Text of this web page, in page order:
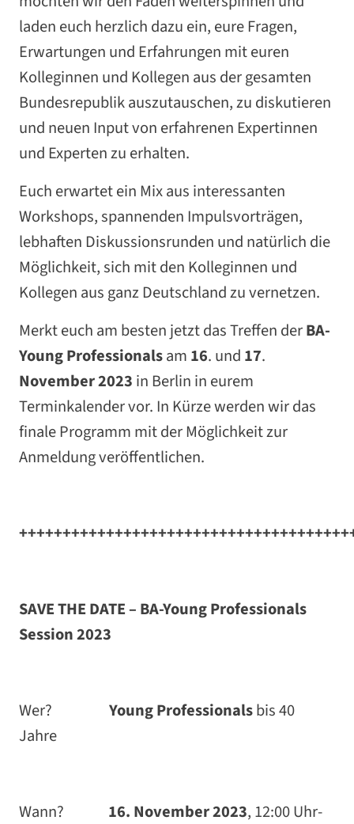
laden euch herzlich dazu ein, eure Fragen,
Erwartungen und Erfahrungen mit euren
Kolleginnen und Kollegen aus der gesamten
Bundesrepublik auszutauschen, zu diskutieren
und neuen Input von erfahrenen Expertinnen
und Experten zu erhalten.
Euch erwartet ein Mix aus interessanten
Workshops, spannenden Impulsvorträgen,
lebhaften Diskussionsrunden und natürlich die
Möglichkeit, sich mit den Kolleginnen und
Kollegen aus ganz Deutschland zu vernetzen.
Merkt euch am besten jetzt das Treffen derBA-
Young Professionalsam 16. und 17.
November 2023 in Berlin in eurem
Terminkalender vor. In Kürze werden wir das
finale Programm mit der Möglichkeit zur
Anmeldung veröffentlichen.
SAVE THE DATE – BA-Young Professionals
Session 2023
Wer? Young Professionalsbis 40
Jahre
Wann? 16. November 2023, 12:00 Uhr-